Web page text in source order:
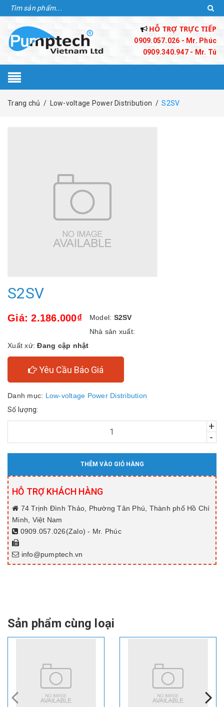
HỖ TRỢ TRỰC TIẾP
0909.057.026 - Mr. Phúc
0909.340.947 - Mr. Tú
Trang chủ / Low-voltage Power Distribution / S2SV
S2SV
Giá: 2.186.000₫ Model: S2SV
Nhà sản xuất:
Xuất xứ:Đang cập nhật
Yêu Cầu Báo Giá
Danh mục: Low-voltage Power Distribution
Số lượng:
+
-
THÊM VÀO GIỎ HÀNG
HỖ TRỢ KHÁCH HÀNG
74 Trịnh Đình Thảo, Phường Tân Phú, Thành phố Hồ Chí
Minh, Việt Nam
0909.057.026(Zalo) - Mr. Phúc
info@pumptech.vn
Sản phẩm cùng loại